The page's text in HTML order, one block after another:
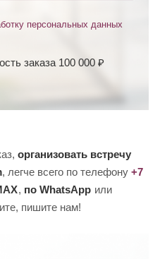
персональных данных
заказа 100 000 ₽
организовать встречу
, легче всего по телефону +7
, по WhatsApp или
пишите нам!